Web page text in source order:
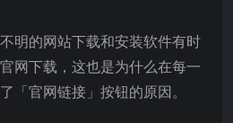
明的网站下载和安装软件有时
网下载，这也是为什么在每一
「官网链接」按钮的原因。